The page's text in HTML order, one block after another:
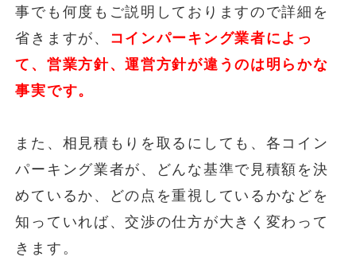
事でも何度もご説明しておりますので詳細を
省きますが、
コインパーキング業者によっ
て、営業方針、運営方針が違うのは明らかな
事実です。
また、相見積もりを取るにしても、各コイン
パーキング業者が、どんな基準で見積額を決
めているか、どの点を重視しているかなどを
知っていれば、交渉の仕方が大きく変わって
きます。